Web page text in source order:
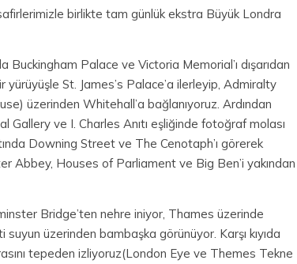
birlikte tam günlük ekstra Büyük Londra
Buckingham Palace ve Victoria Memorial’ı dışarıdan
yürüyüşle St. James’s Palace’a ilerleyip, Admiralty
üzerinden Whitehall’a bağlanıyoruz. Ardından
Gallery ve I. Charles Anıtı eşliğinde fotoğraf molası
Downing Street ve The Cenotaph’ı görerek
Abbey, Houses of Parliament ve Big Ben’i yakından
Bridge’ten nehre iniyor, Thames üzerinde
üzerinden bambaşka görünüyor. Karşı kıyıda
tepeden izliyoruz(London Eye ve Themes Tekne